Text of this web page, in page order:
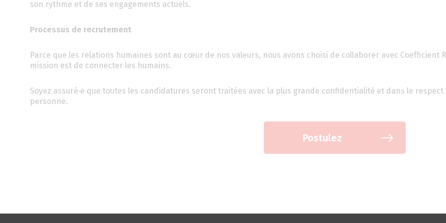
son rythme et de ses engagements actuels.
Processus de recrutement
Parce que les relations humaines sont au cœur de nos valeurs, nous avons choisi de collaborer avec Coefficient
mission est de connecter les humains.
Soyez assuré·e que toutes les candidatures seront traitées avec la plus grande confidentialité et dans le respect
personne.
Postulez